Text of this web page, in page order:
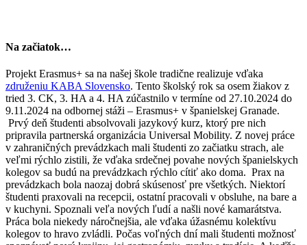
Na začiatok…
Projekt Erasmus+ sa na našej škole tradične realizuje vďaka
združeniu KABA Slovensko. Tento školský rok sa osem žiakov z
tried 3. CK, 3. HA a 4. HA zúčastnilo v termíne od 27.10.2024 do
9.11.2024 na odbornej stáži – Erasmus+ v španielskej Granade.
Prvý deň študenti absolvovali jazykový kurz, ktorý pre nich
pripravila partnerská organizácia Universal Mobility. Z novej práce
v zahraničných prevádzkach mali študenti zo začiatku strach, ale
veľmi rýchlo zistili, že vďaka srdečnej povahe nových španielskych
kolegov sa budú na prevádzkach rýchlo cítiť ako doma. Prax na
prevádzkach bola naozaj dobrá skúsenosť pre všetkých. Niektorí
študenti praxovali na recepcii, ostatní pracovali v obsluhe, na bare a
v kuchyni. Spoznali veľa nových ľudí a našli nové kamarátstva.
Práca bola niekedy náročnejšia, ale vďaka úžasnému kolektívu
kolegov to hravo zvládli. Počas voľných dní mali študenti možnosť